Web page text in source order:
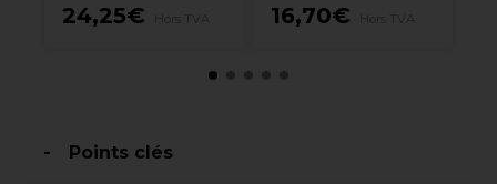
24,25€ 16,70€
Points clés